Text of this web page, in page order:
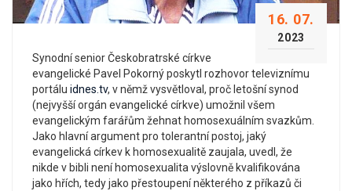
16. 07.
2023
Synodní senior Českobratrské církve
evangelické Pavel Pokorný poskytl rozhovor televiznímu
portálu idnes.tv, v němž vysvětloval, proč letošní synod
(nejvyšší orgán evangelické církve) umožnil všem
evangelickým farářům žehnat homosexuálním svazkům.
Jako hlavní argument pro tolerantní postoj, jaký
evangelická církev k homosexualitě zaujala, uvedl, že
nikde v bibli není homosexualita výslovně kvalifikována
jako hřích, tedy jako přestoupení některého z příkazů či